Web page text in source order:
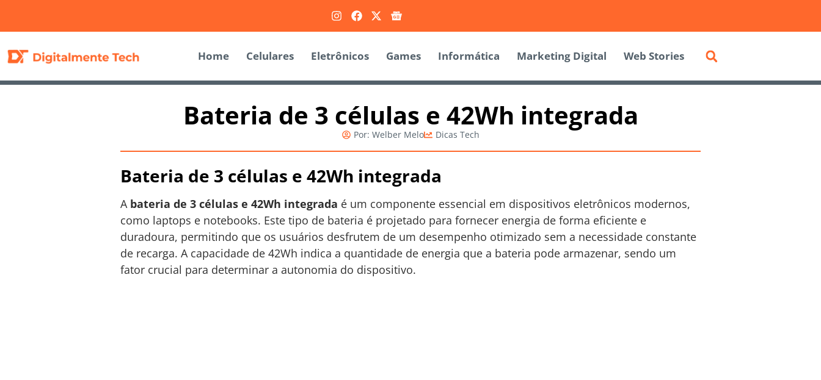
Home Celulares Eletrônicos Games Informática Marketing Digital Web Stories
Bateria de 3 células e 42Wh integrada
Por: Welber Melo Dicas Tech
Bateria de 3 células e 42Wh integrada
A bateria de 3 células e 42Wh integrada é um componente essencial em dispositivos eletrônicos modernos,
como laptops e notebooks. Este tipo de bateria é projetado para fornecer energia de forma eficiente e
duradoura, permitindo que os usuários desfrutem de um desempenho otimizado sem a necessidade constante
de recarga. A capacidade de 42Wh indica a quantidade de energia que a bateria pode armazenar, sendo um
fator crucial para determinar a autonomia do dispositivo.